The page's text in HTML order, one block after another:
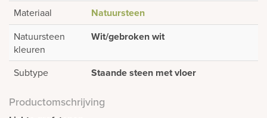
Materiaal Natuursteen
Natuursteen
kleuren
Wit/gebroken wit
Subtype Staande steen met vloer
Productomschrijving